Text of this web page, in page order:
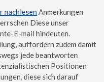
nachlesen Anmerkungen
Diese unser
E-mail hindeuten.
auffordern zudem damit
jede beantworten
Positionen
diese sich darauf